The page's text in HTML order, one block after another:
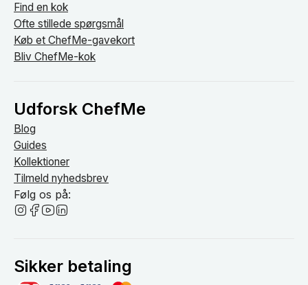
Find en kok
Ofte stillede spørgsmål
Køb et ChefMe-gavekort
Bliv ChefMe-kok
Udforsk ChefMe
Blog
Guides
Kollektioner
Tilmeld nyhedsbrev
Følg os på:
Sikker betaling